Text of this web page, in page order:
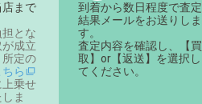
まで
とな
成立
所定の
ら
上乗せ
ま
到着から数日程度で査定
結果メールをお送りしま
す。
査定内容を確認し、【買
取】or【返送】を選択し
てください。